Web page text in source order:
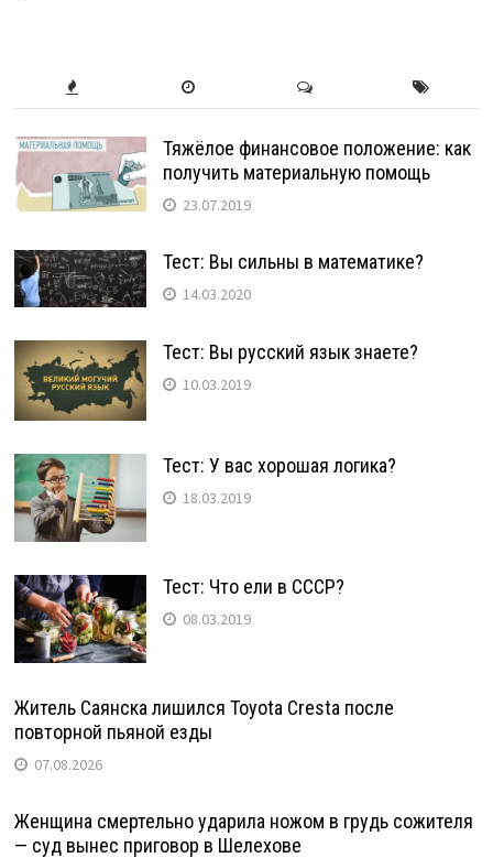
Тяжёлое финансовое положение: как
получить материальную помощь
23.07.2019
Тест: Вы сильны в математике?
14.03.2020
Тест: Вы русский язык знаете?
10.03.2019
Тест: У вас хорошая логика?
18.03.2019
Тест: Что ели в СССР?
08.03.2019
Житель Саянска лишился Toyota Cresta после
повторной пьяной езды
07.08.2026
Женщина смертельно ударила ножом в грудь сожителя
— суд вынес приговор в Шелехове